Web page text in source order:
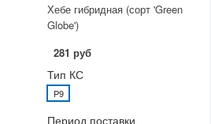
Хебе гибридная (сорт 'Green
Globe')
281 руб
Тип КС
P9
Период поставки